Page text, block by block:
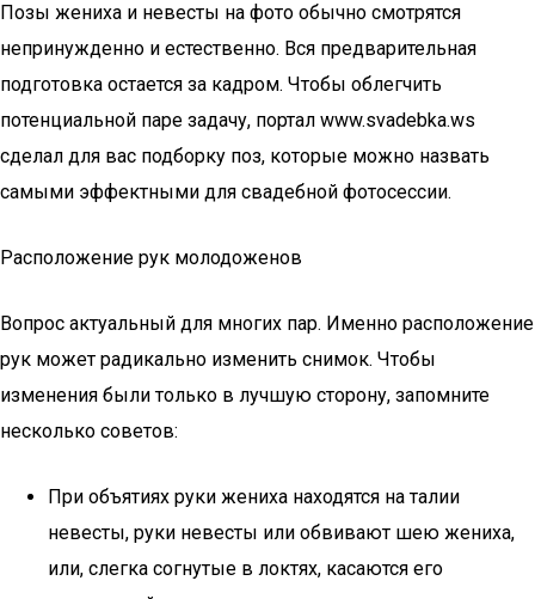
Позы жениха и невесты на фото обычно смотрятся
непринужденно и естественно. Вся предварительная
подготовка остается за кадром. Чтобы облегчить
потенциальной паре задачу, портал www.svadebka.ws
сделал для вас подборку поз, которые можно назвать
самыми эффектными для свадебной фотосессии.
Расположение рук молодоженов
Вопрос актуальный для многих пар. Именно расположение
рук может радикально изменить снимок. Чтобы
изменения были только в лучшую сторону, запомните
несколько советов:
При объятиях руки жениха находятся на талии
невесты, руки невесты или обвивают шею жениха,
или, слегка согнутые в локтях, касаются его